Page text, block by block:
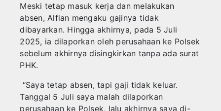
Meski tetap masuk kerja dan melakukan
absen, Alfian mengaku gajinya tidak
dibayarkan. Hingga akhirnya, pada 5 Juli
2025, ia dilaporkan oleh perusahaan ke Polsek
sebelum akhirnya disingkirkan tanpa ada surat
PHK.
“Saya tetap absen, tapi gaji tidak keluar.
Tanggal 5 Juli saya malah dilaporkan
perusahaan ke Polsek, lalu akhirnya saya di-